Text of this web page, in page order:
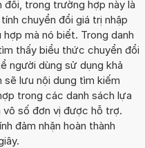
trong trường hợp này là
chuyển đổi giá trị nhập
mà nó biết. Trong danh
thấy biểu thức chuyển đổi
người dùng sử dụng khả
sẽ lưu nội dung tìm kiếm
trong các danh sách lựa
vô số đơn vị được hỗ trợ.
đảm nhận hoàn thành